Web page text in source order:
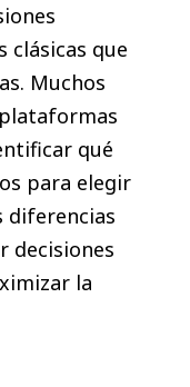
clásicas que
Muchos
qué
para elegir
diferencias
decisiones
la